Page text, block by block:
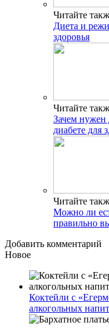
Читайте
Диета и
здоровья
Читайте
Зачем нужен
диабете для
Читайте
Можно ли
правильно
Добавить комментарий
Новое
Коктейли с
алкогольных